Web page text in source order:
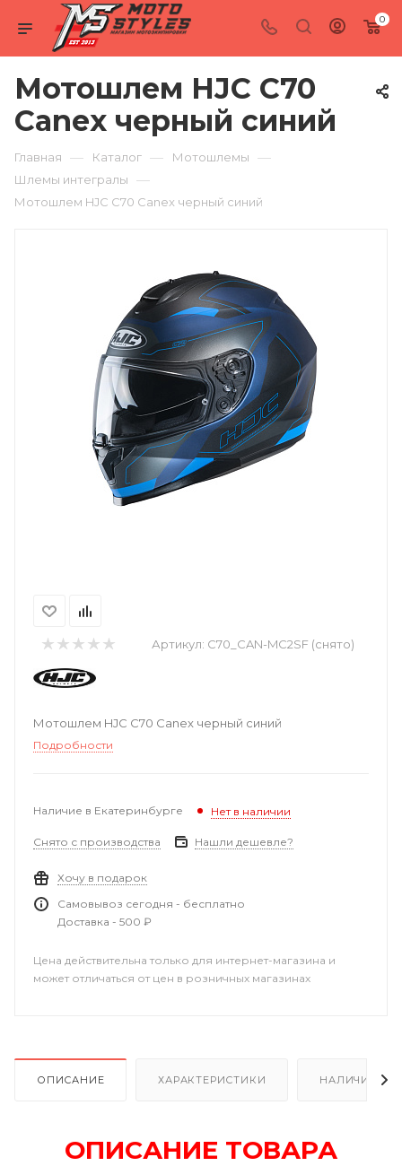
0
Мотошлем HJC C70
Canex черный синий
Главная — Каталог — Мотошлемы —
Шлемы интегралы —
Мотошлем HJC C70 Canex черный синий
Артикул: C70_CAN-MC2SF (снято)
Мотошлем HJC C70 Canex черный синий
Подробности
Наличие в Екатеринбурге Нет в наличии
Снято с производства Нашли дешевле?
Хочу в подарок
Самовывоз сегодня - бесплатно
Доставка - 500 ₽
Цена действительна только для интернет-магазина и
может отличаться от цен в розничных магазинах
ОПИСАНИЕ ХАРАКТЕРИСТИКИ НАЛИЧИЕ В
ОПИСАНИЕ ТОВАРА